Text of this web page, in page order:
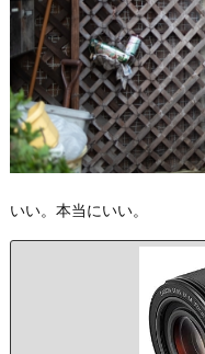
いい。本当にいい。